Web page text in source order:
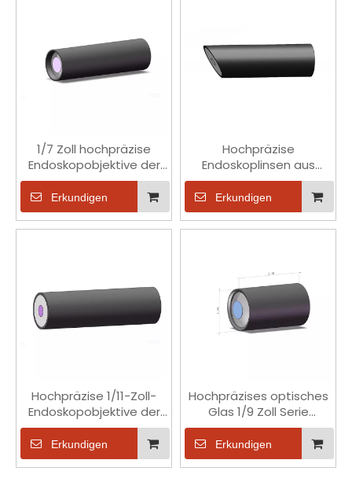
1/7 Zoll hochpräzise
Endoskopobjektive der
Serie OV9740 in
medizinischer Qualität
Erkundigen
Hochpräzise
Endoskoplinsen aus
optischem Glas der 1/6-
Zoll-Serie für den
medizinischen OV2740-
Chip
Erkundigen
Hochpräzise 1/11-Zoll-
Endoskopobjektive der
OV6930-Serie für
medizinische Zwecke
Erkundigen
Hochpräzises optisches
Glas 1/9 Zoll Serie
OV9734
Endoskopobjektive für
die Medizin
Erkundigen